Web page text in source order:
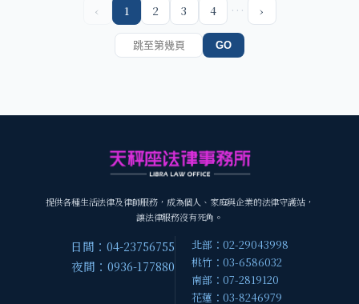
‹ 1 2 3 4 … ›
GO
提供各種生活法律及律師服務，成為個人、家庭與企業的法律守護站，
讓法律服務沒有死角。
日間：04-23756755
夜間：0936-177880
北部：02-29043998
桃竹：03-6586032
南部：07-2819120
花蓮：03-8246979